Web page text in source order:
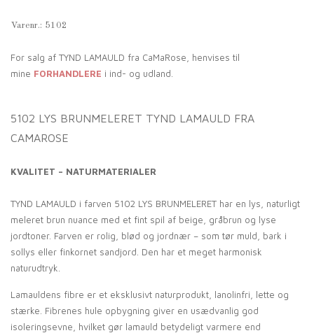
Varenr.: 5102
For salg af TYND LAMAULD fra CaMaRose, henvises til
mine FORHANDLERE i ind- og udland.
5102 LYS BRUNMELERET TYND LAMAULD FRA
CAMAROSE
KVALITET – NATURMATERIALER
TYND LAMAULD i farven 5102 LYS BRUNMELERET har en lys, naturligt
meleret brun nuance med et fint spil af beige, gråbrun og lyse
jordtoner. Farven er rolig, blød og jordnær – som tør muld, bark i
sollys eller finkornet sandjord. Den har et meget harmonisk
naturudtryk.
Lamauldens fibre er et eksklusivt naturprodukt, lanolinfri, lette og
stærke. Fibrenes hule opbygning giver en usædvanlig god
isoleringsevne, hvilket gør lamauld betydeligt varmere end